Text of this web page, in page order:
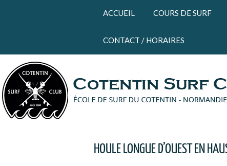
ACCUEIL COURS DE SURF
CONTACT / HORAIRES
HOULE LONGUE D’OUEST EN